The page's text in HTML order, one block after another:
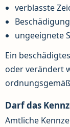
verblasste
ungeeignete
Ein
oder verändert
Darf das
Amtliche